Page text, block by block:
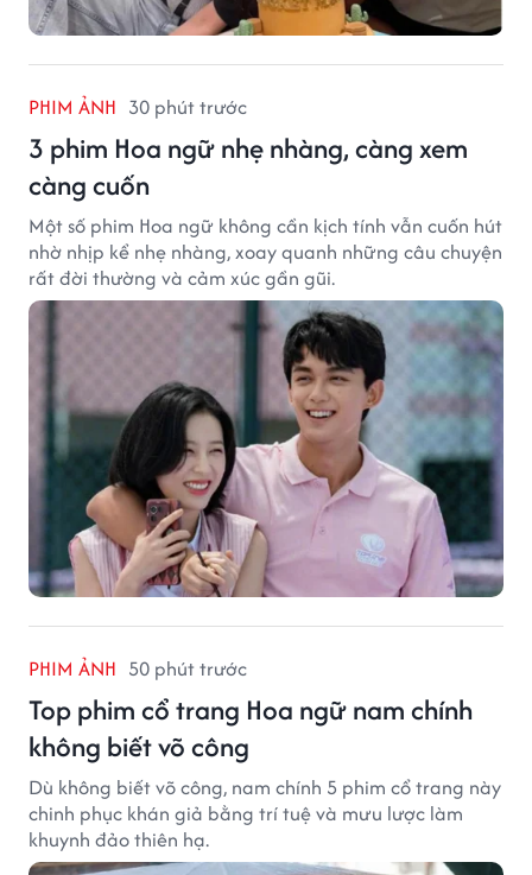
PHIM ẢNH 30 phút trước
3 phim Hoa ngữ nhẹ nhàng, càng xem
càng cuốn
Một số phim Hoa ngữ không cần kịch tính vẫn cuốn hút
nhờ nhịp kể nhẹ nhàng, xoay quanh những câu chuyện
rất đời thường và cảm xúc gần gũi.
PHIM ẢNH 50 phút trước
Top phim cổ trang Hoa ngữ nam chính
không biết võ công
Dù không biết võ công, nam chính 5 phim cổ trang này
chinh phục khán giả bằng trí tuệ và mưu lược làm
khuynh đảo thiên hạ.